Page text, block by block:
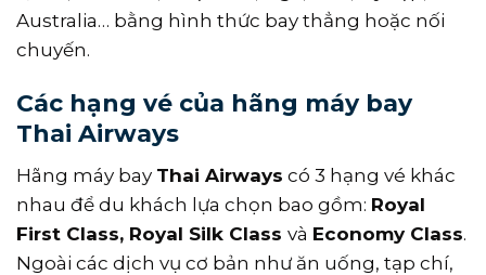
Australia… bằng hình thức bay thẳng hoặc nối
chuyến.
Các hạng vé của hãng máy bay
Thai Airways
Hãng máy bay Thai Airways có 3 hạng vé khác
nhau để du khách lựa chọn bao gồm: Royal
First Class, Royal Silk Class và Economy Class.
Ngoài các dịch vụ cơ bản như ăn uống, tạp chí,